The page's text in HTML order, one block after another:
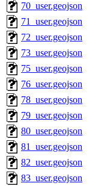
70_user.geojson
71_user.geojson
72_user.geojson
73_user.geojson
75_user.geojson
76_user.geojson
78_user.geojson
79_user.geojson
80_user.geojson
81_user.geojson
82_user.geojson
83_user.geojson